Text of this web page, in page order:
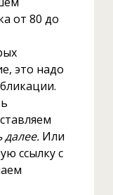
от 80 до
это надо
далее.Или
ссылку с